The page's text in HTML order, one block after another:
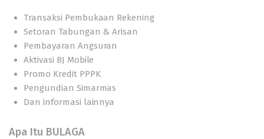
Transaksi Pembukaan Rekening
Setoran Tabungan & Arisan
Pembayaran Angsuran
Aktivasi BJ Mobile
Promo Kredit PPPK
Pengundian Simarmas
Dan informasi lainnya
Apa Itu BULAGA